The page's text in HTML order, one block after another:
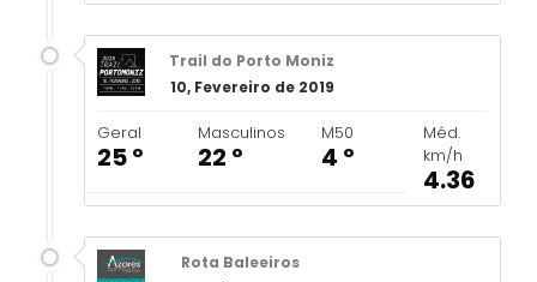
Trail do Porto Moniz
10, Fevereiro de 2019
Geral
25 º
Masculinos
22 º
M50
4 º
Méd.
km/h
4.36
Rota Baleeiros